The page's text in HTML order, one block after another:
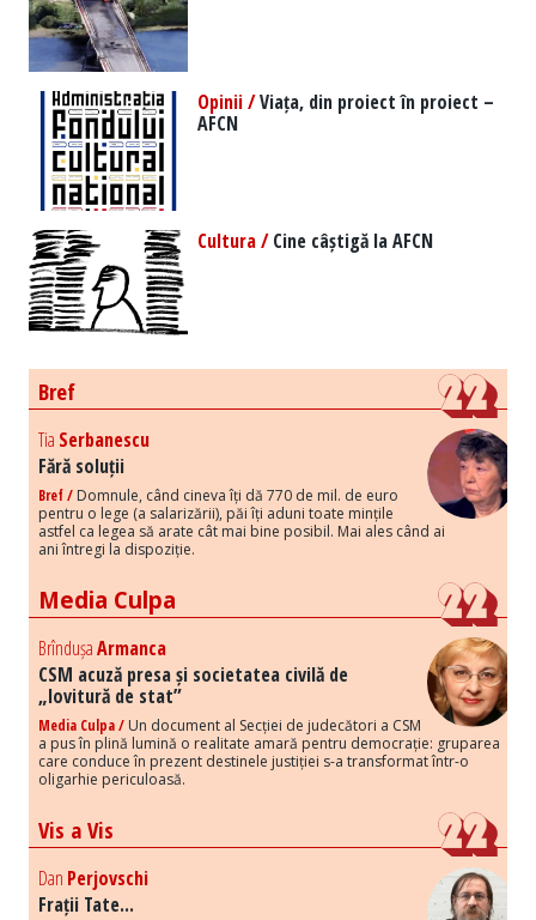
Opinii /Viața, din proiect în proiect –
AFCN
Cultura /Cine câștigă la AFCN
Bref
Tia Serbanescu
Fără soluții
Bref / Domnule, când cineva îți dă 770 de mil. de euro
pentru o lege (a salarizării), păi îți aduni toate mințile
astfel ca legea să arate cât mai bine posibil. Mai ales când ai
ani întregi la dispoziție.
Media Culpa
BrîndușaArmanca
CSM acuză presa și societatea civilă de
„lovitură de stat”
Media Culpa / Un document al Secției de judecători a CSM
a pus în plină lumină o realitate amară pentru democrație: gruparea
care conduce în prezent destinele justiției s-a transformat într-o
oligarhie periculoasă.
Vis a Vis
Dan Perjovschi
Frații Tate...